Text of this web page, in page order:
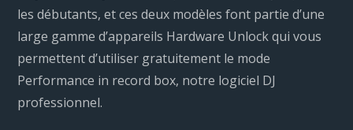
les débutants, et ces deux modèles font partie d’une
large gamme d’appareils Hardware Unlock qui vous
permettent d’utiliser gratuitement le mode
Performance in record box, notre logiciel DJ
professionnel.